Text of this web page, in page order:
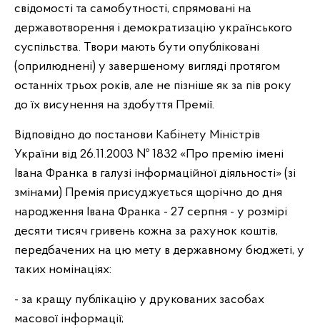
свідомості та самобутності, спрямовані на
державотворення і демократизацію українського
суспільства. Твори мають бути опубліковані
(оприлюднені) у завершеному вигляді протягом
останніх трьох років, але не пізніше як за пів року
до їх висунення на здобуття Премії.
Відповідно до постанови Кабінету Міністрів
України від 26.11.2003 № 1832 «Про премію імені
Івана Франка в галузі інформаційної діяльності» (зі
змінами) Премія присуджується щорічно до дня
народження Івана Франка - 27 серпня - у розмірі
десяти тисяч гривень кожна за рахунок коштів,
передбачених на цю мету в державному бюджеті, у
таких номінаціях:
- за кращу публікацію у друкованих засобах
масової інформації;